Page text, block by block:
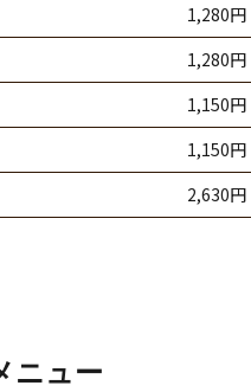
1,280円
1,280円
1,150円
1,150円
2,630円
ニュー